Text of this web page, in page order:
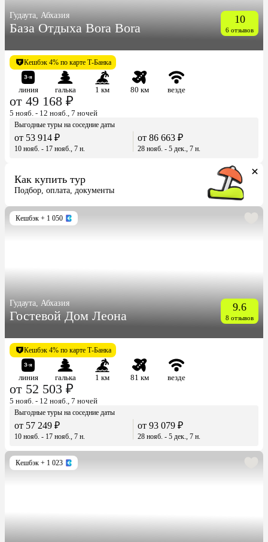
Гудаута, Абхазия
База Отдыха Bora Bora
10
6 отзывов
Кешбэк 4% по карте Т-Банка
линия галька 1 км 80 км везде
от 49 168 ₽
5 нояб. - 12 нояб., 7 ночей
Выгодные туры на соседние даты
от 53 914 ₽
10 нояб. - 17 нояб., 7 н.
от 86 663 ₽
28 нояб. - 5 дек., 7 н.
Как купить тур
Подбор, оплата, документы
Кешбэк + 1 050
Гудаута, Абхазия
Гостевой Дом Леона
9.6
8 отзывов
Кешбэк 4% по карте Т-Банка
линия галька 1 км 81 км везде
от 52 503 ₽
5 нояб. - 12 нояб., 7 ночей
Выгодные туры на соседние даты
от 57 249 ₽
10 нояб. - 17 нояб., 7 н.
от 93 079 ₽
28 нояб. - 5 дек., 7 н.
Кешбэк + 1 023